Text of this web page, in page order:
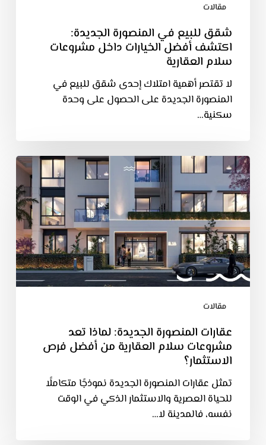
مقالات
شقق للبيع في المنصورة الجديدة:
اكتشف أفضل الخيارات داخل مشروعات
سلام العقارية
لا تقتصر أهمية امتلاك إحدى شقق للبيع في
المنصورة الجديدة على الحصول على وحدة
سكنية…
مقالات
عقارات المنصورة الجديدة: لماذا تعد
مشروعات سلام العقارية من أفضل فرص
الاستثمار؟
تمثل عقارات المنصورة الجديدة نموذجًا متكاملًا
للحياة العصرية والاستثمار الذكي في الوقت
نفسه، فالمدينة لا…